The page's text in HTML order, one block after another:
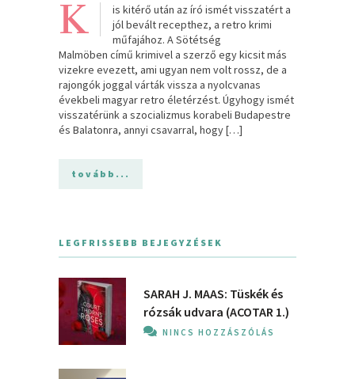
K
is kitérő után az író ismét visszatért a
jól bevált recepthez, a retro krimi
műfajához. A Sötétség
Malmöben című krimivel a szerző egy kicsit más
vizekre evezett, ami ugyan nem volt rossz, de a
rajongók joggal várták vissza a nyolcvanas
évekbeli magyar retro életérzést. Úgyhogy ismét
visszatérünk a szocializmus korabeli Budapestre
és Balatonra, annyi csavarral, hogy […]
tovább...
LEGFRISSEBB BEJEGYZÉSEK
SARAH J. MAAS: Tüskék és
rózsák udvara (ACOTAR 1.)
NINCS HOZZÁSZÓLÁS